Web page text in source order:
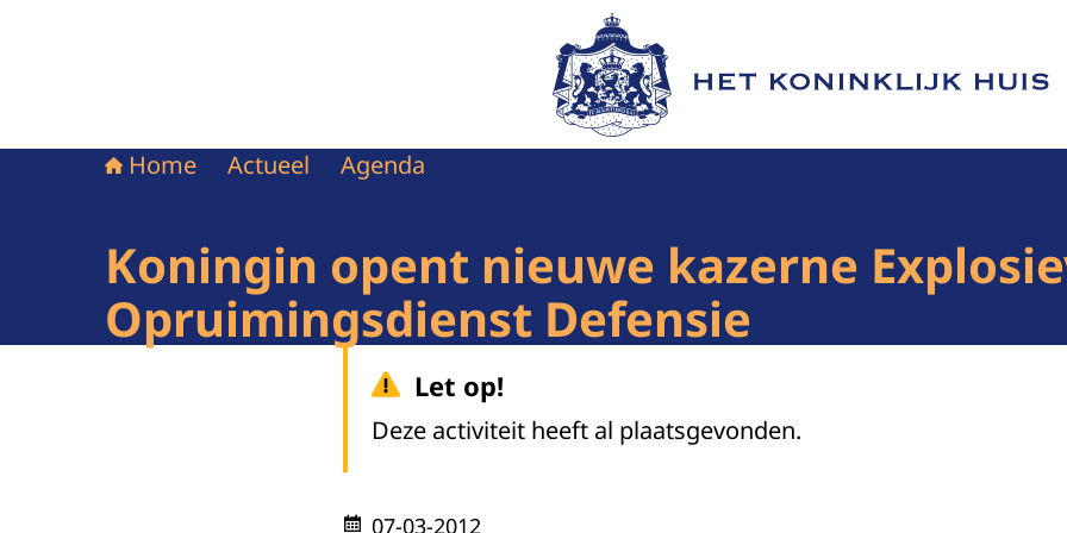
Naar de homepage van Het Koninklijk Huis
Home Actueel Agenda
Koningin opent nieuwe kazerne
Opruimingsdienst Defensie
Let op!
Deze activiteit heeft al plaatsgevonden.
07-03-2012